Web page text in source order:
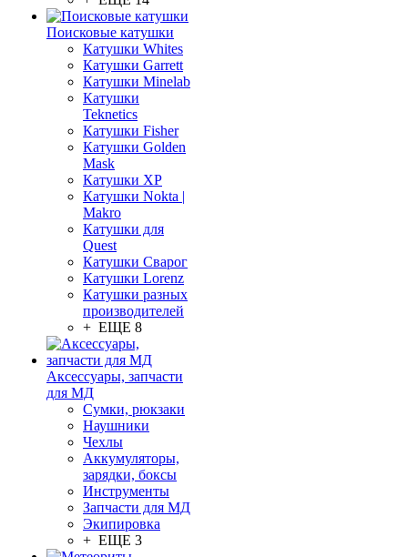
Поисковые катушки
Катушки Whites
Катушки Garrett
Катушки Minelab
Катушки
Teknetics
Катушки Fisher
Катушки Golden
Mask
Катушки XP
Катушки Nokta |
Makro
Катушки для
Quest
Катушки Сварог
Катушки Lorenz
Катушки разных
производителей
+ ЕЩЕ 8
Аксессуары, запчасти
для МД
Сумки, рюкзаки
Наушники
Чехлы
Аккумуляторы,
зарядки, боксы
Инструменты
Запчасти для МД
Экипировка
+ ЕЩЕ 3